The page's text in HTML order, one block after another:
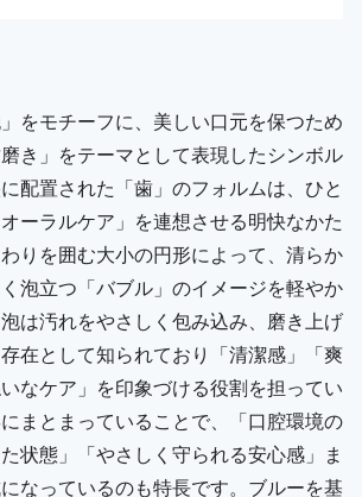
」をモチーフに、美しい口元を保つため
き」をテーマとして表現したシンボル
配置された「歯」のフォルムは、ひと
ーラルケア」を連想させる明快なかた
りを囲む大小の円形によって、清らか
泡立つ「バブル」のイメージを軽やか
は汚れをやさしく包み込み、磨き上げ
在として知られており「清潔感」「爽
なケア」を印象づける役割を担ってい
まとまっていることで、「口腔環境の
状態」「やさしく守られる安心感」ま
なっているのも特長です。ブルーを基